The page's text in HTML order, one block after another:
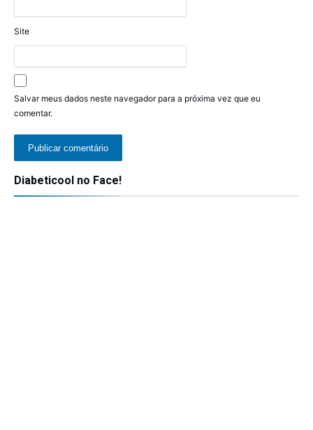
Site
Salvar meus dados neste navegador para a próxima vez que eu
comentar.
Diabeticool no Face!